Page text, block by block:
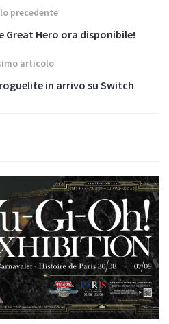
precedente
Great Hero ora disponibile!
articolo
in arrivo su Switch